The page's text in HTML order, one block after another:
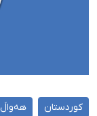
کوردستان هەواڵ